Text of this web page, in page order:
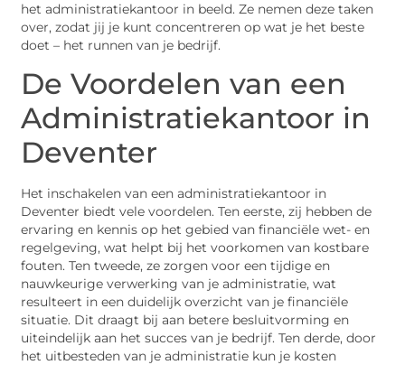
het administratiekantoor in beeld. Ze nemen deze taken
over, zodat jij je kunt concentreren op wat je het beste
doet – het runnen van je bedrijf.
De Voordelen van een
Administratiekantoor in
Deventer
Het inschakelen van een administratiekantoor in
Deventer biedt vele voordelen. Ten eerste, zij hebben de
ervaring en kennis op het gebied van financiële wet- en
regelgeving, wat helpt bij het voorkomen van kostbare
fouten. Ten tweede, ze zorgen voor een tijdige en
nauwkeurige verwerking van je administratie, wat
resulteert in een duidelijk overzicht van je financiële
situatie. Dit draagt bij aan betere besluitvorming en
uiteindelijk aan het succes van je bedrijf. Ten derde, door
het uitbesteden van je administratie kun je kosten